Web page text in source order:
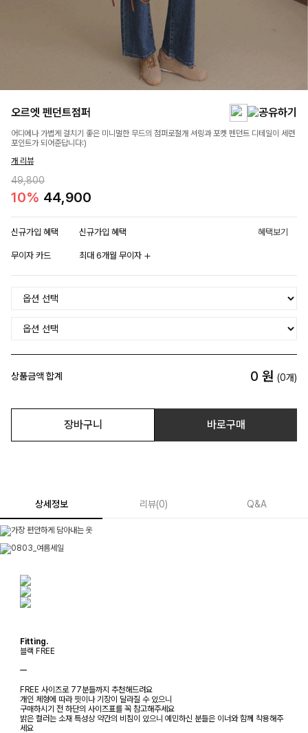
오르엣 펜던트점퍼
어디에나 가볍게 걸치기 좋은 미니멀한 무드의 점퍼로절개 셔링과 포켓 펜던트 디테일이 세련
포인트가 되어준답니다:)
개 리뷰
49,800
10% 44,900
신규가입 혜택 신규가입 혜택 혜택보기
무이자 카드 최대 6개월 무이자
상품금액 합계 0 원 (0개)
장바구니 바로구매
상세정보 리뷰(0) Q&A
Fitting.
블랙 FREE
ㅡ
FREE 사이즈로 77분들까지 추천해드려요
개인 체형에 따라 핏이나 기장이 달라질 수 있으니
구매하시기 전 하단의 사이즈표를 꼭 참고해주세요
밝은 컬러는 소재 특성상 약간의 비침이 있으니 예민하신 분들은 이너와 함께 착용해주
세요